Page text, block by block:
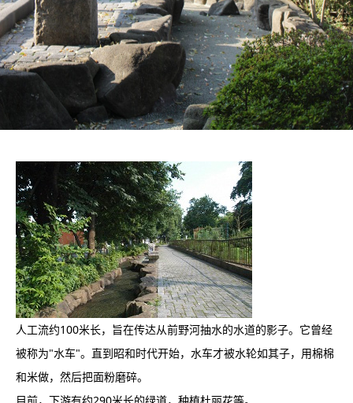
人工流约100米长，旨在传达从前野河抽水的水道的影子。它曾经
被称为"水车"。直到昭和时代开始，水车才被水轮如其子，用棉棉
和米做，然后把面粉磨碎。